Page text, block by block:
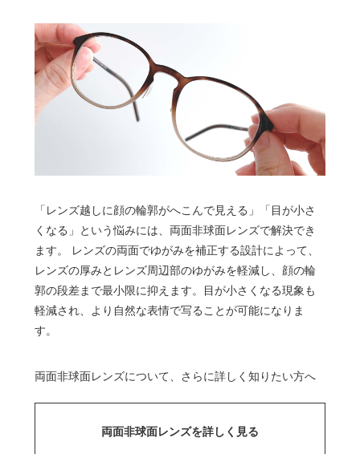
「レンズ越しに顔の輪郭がへこんで見える」「目が小さ
くなる」という悩みには、両面非球面レンズで解決でき
ます。 レンズの両面でゆがみを補正する設計によって、
レンズの厚みとレンズ周辺部のゆがみを軽減し、顔の輪
郭の段差まで最小限に抑えます。目が小さくなる現象も
軽減され、より自然な表情で写ることが可能になりま
す。
両面非球面レンズについて、さらに詳しく知りたい方へ
両面非球面レンズを詳しく見る